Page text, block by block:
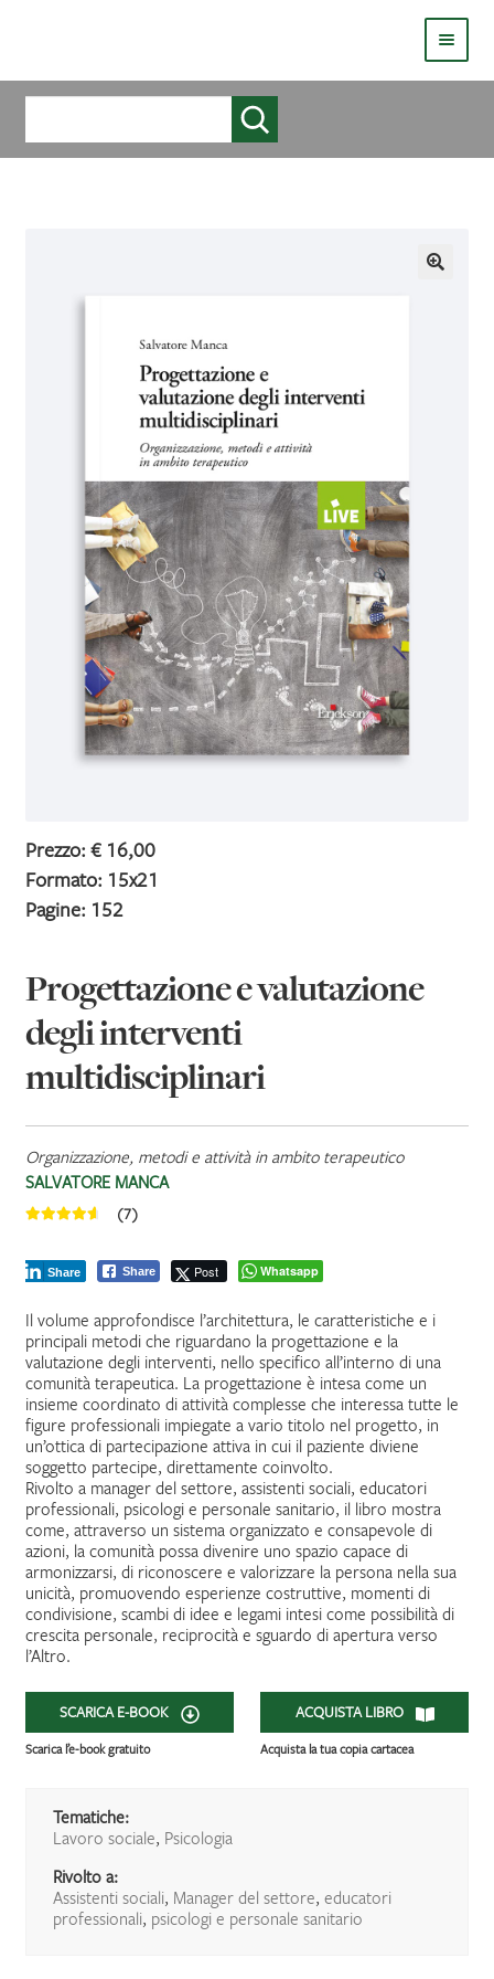
HOMEPAGE
COS’È LIVE
COME PUBBLICARE
COME ACQUISTARE UN LIBRO ERICKSONLIVE?
VIDEO
IL MIO PROFILO
Prezzo: € 16,00
Formato: 15x21
Pagine: 152
Progettazione e valutazione
degli interventi
multidisciplinari
Organizzazione, metodi e attività in ambito terapeutico
SALVATORE MANCA
(7)
Share Post
Share Whatsapp
Il volume approfondisce l’architettura, le caratteristiche e i
principali metodi che riguardano la progettazione e la
valutazione degli interventi, nello specifico all’interno di una
comunità terapeutica. La progettazione è intesa come un
insieme coordinato di attività complesse che interessa tutte le
figure professionali impiegate a vario titolo nel progetto, in
un’ottica di partecipazione attiva in cui il paziente diviene
soggetto partecipe, direttamente coinvolto.
Rivolto a manager del settore, assistenti sociali, educatori
professionali, psicologi e personale sanitario, il libro mostra
come, attraverso un sistema organizzato e consapevole di
azioni, la comunità possa divenire uno spazio capace di
armonizzarsi, di riconoscere e valorizzare la persona nella sua
unicità, promuovendo esperienze costruttive, momenti di
condivisione, scambi di idee e legami intesi come possibilità di
crescita personale, reciprocità e sguardo di apertura verso
l’Altro.
SCARICA E-BOOK
Scarica l’e-book gratuito
ACQUISTA LIBRO
Acquista la tua copia cartacea
Tematiche:
Lavoro sociale, Psicologia
Rivolto a:
Assistenti sociali, Manager del settore, educatori
professionali, psicologi e personale sanitario